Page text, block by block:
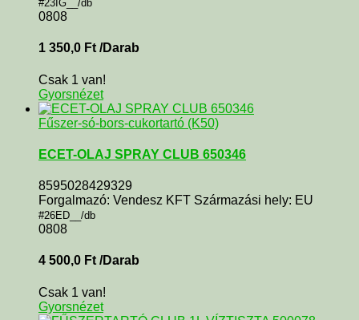
#23IG__/db
0808
1 350,0 Ft /Darab
Csak 1 van!
Gyorsnézet
Fűszer-só-bors-cukortartó (K50)
ECET-OLAJ SPRAY CLUB 650346
8595028429329
Forgalmazó: Vendesz KFT Származási hely: EU
#26ED__/db
0808
4 500,0 Ft /Darab
Csak 1 van!
Gyorsnézet